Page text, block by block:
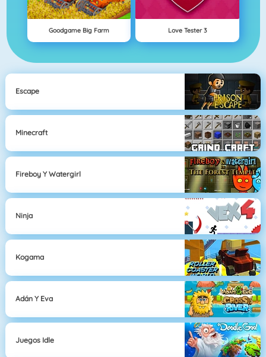
Goodgame Big Farm Love Tester 3
Escape
Minecraft
Fireboy Y Watergirl
Ninja
Kogama
Adán Y Eva
Juegos Idle